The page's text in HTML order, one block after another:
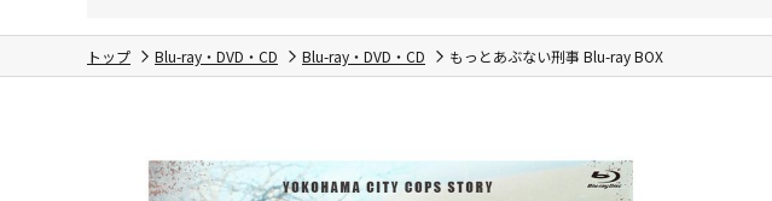
トップ Blu-ray・DVD・CD Blu-ray・DVD・CD もっとあぶない刑事 Blu-ray BOX